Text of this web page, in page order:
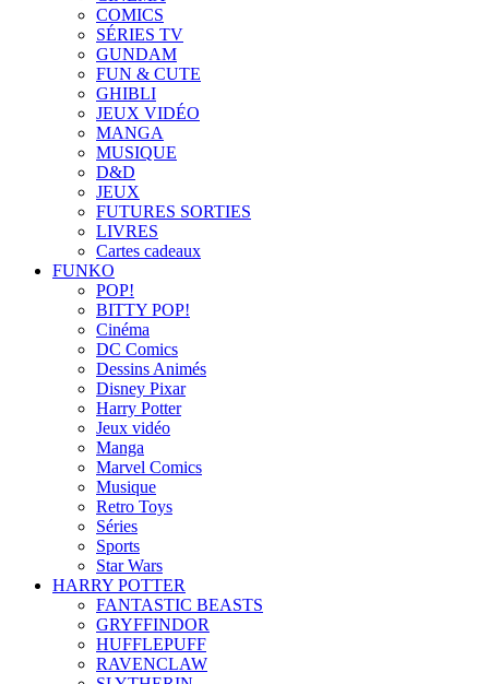
COMICS
SÉRIES TV
GUNDAM
FUN & CUTE
GHIBLI
JEUX VIDÉO
MANGA
MUSIQUE
D&D
JEUX
FUTURES SORTIES
LIVRES
Cartes cadeaux
FUNKO
POP!
BITTY POP!
Cinéma
DC Comics
Dessins Animés
Disney Pixar
Harry Potter
Jeux vidéo
Manga
Marvel Comics
Musique
Retro Toys
Séries
Sports
Star Wars
HARRY POTTER
FANTASTIC BEASTS
GRYFFINDOR
HUFFLEPUFF
RAVENCLAW